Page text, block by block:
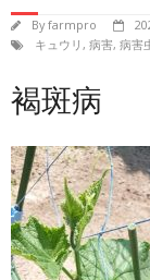
Byfarmpro
キュウリ , 病害, 病害
褐斑病